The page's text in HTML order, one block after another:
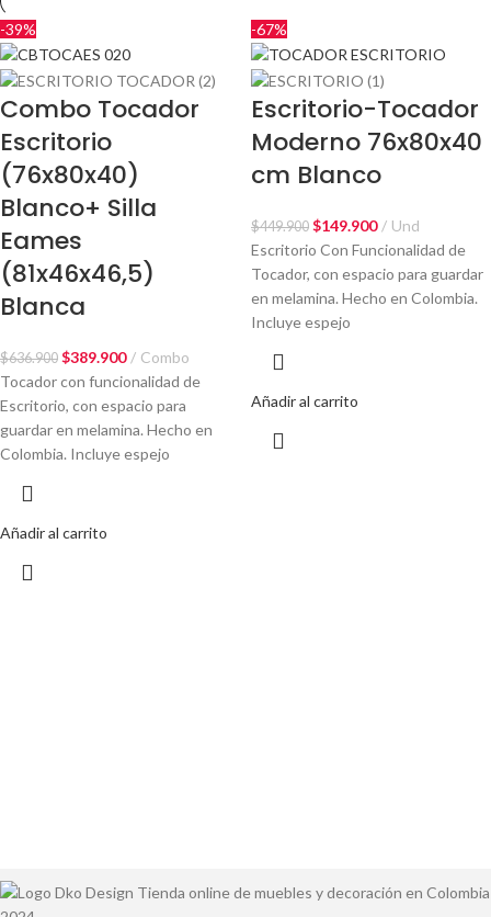
-39%
Combo Tocador
Escritorio
(76x80x40)
Blanco+ Silla
Eames
(81x46x46,5)
Blanca
$636.900 $389.900
Combo
Tocador con funcionalidad de
Escritorio, con espacio para
guardar en melamina. Hecho en
Colombia. Incluye espejo
Añadir al carrito
-67%
Escritorio-Tocador
Moderno 76x80x40
cm Blanco
$449.900 $149.900
Und
Escritorio Con Funcionalidad de
Tocador, con espacio para guardar
en melamina. Hecho en Colombia.
Incluye espejo
Añadir al carrito